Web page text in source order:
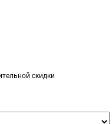
скидки